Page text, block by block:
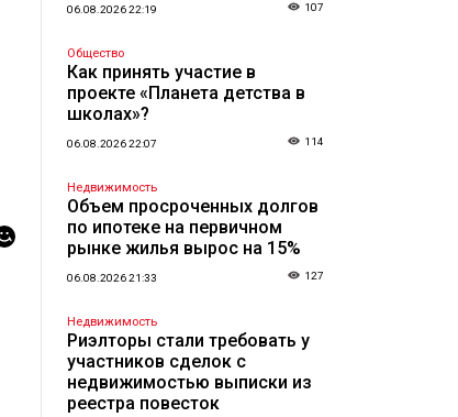
06.08.2026 22:19 107
Общество
Как принять участие в
проекте «Планета детства в
школах»?
06.08.2026 22:07 114
Недвижимость
Объем просроченных долгов
по ипотеке на первичном
рынке жилья вырос на 15%
06.08.2026 21:33 127
Недвижимость
Риэлторы стали требовать у
участников сделок с
недвижимостью выписки из
реестра повесток